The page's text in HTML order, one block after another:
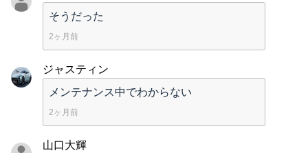
そうだった
2ヶ月前
ジャスティン
メンテナンス中でわからない
2ヶ月前
山口大輝